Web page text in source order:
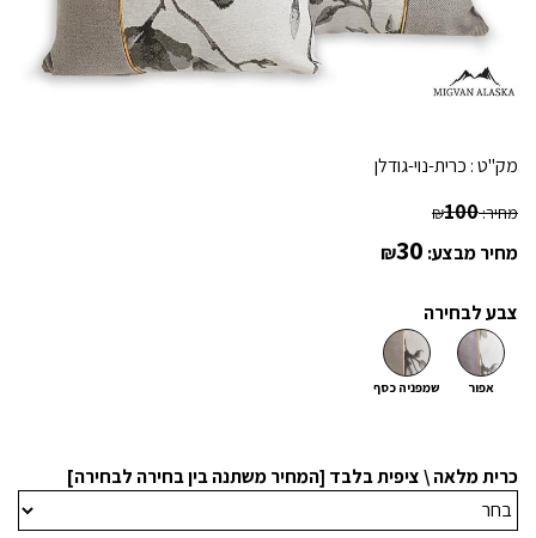
מק"ט : כרית-נוי-גודלן
מחיר: ₪100
מחיר מבצע: ₪30
צבע לבחירה
אפור שמפניה כסף
כרית מלאה \ ציפית בלבד [המחיר משתנה בין בחירה לבחירה]